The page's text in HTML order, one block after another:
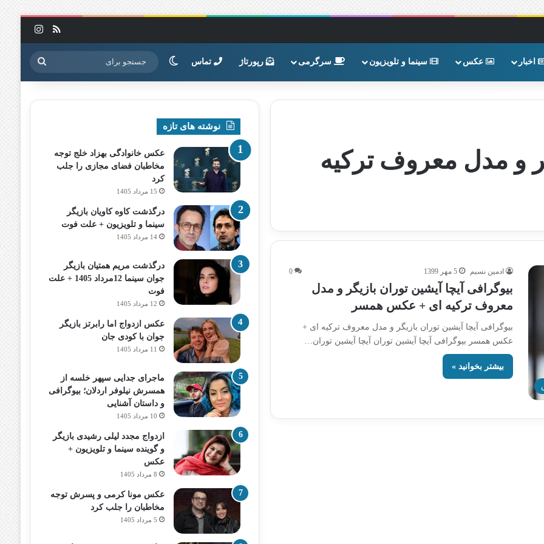
خوراک
اخبار عکس سینما و تلویزیون سرگرمی رپورتاژ تماس تغییر پوسته جستجو
برای
و مدل معروف ترکیه
ادمین نسیم 5 مهر 1399 0
بیوگرافی آیچا آیشین توران بازیگر و مدل
معروف ترکیه ای + عکس همسر
بیوگرافی آیچا آیشین توران بازیگر و مدل معروف ترکیه ای +
عکس همسر بیوگرافی آیچا آیشین توران آیچا آیشین توران…
بیشتر بخوانید »
نوشته های تازه
عکس خانوادگی بهزاد خلج توجه
مخاطبان فضای مجازی را جلب
کرد
15 مرداد 1405
درگذشت کاوه کاویان بازیگر
سینما و تلویزیون + علت فوت
14 مرداد 1405
درگذشت مریم همتیان بازیگر
جوان سینما 12مرداد 1405 + علت
فوت
12 مرداد 1405
عکس ازدواج اما رابرتز بازیگر
جوان با کودی جان
11 مرداد 1405
ماجرای جدایی سپهر خلسه از
همسرش نیلوفر اردلان؛ بیوگرافی
و داستان آشنایی
10 مرداد 1405
ازدواج مجدد لیلی رشیدی بازیگر
و گوینده سینما و تلویزیون +
عکس
8 مرداد 1405
عکس مونا کرمی و پسرش توجه
مخاطبان را جلب کرد
5 مرداد 1405